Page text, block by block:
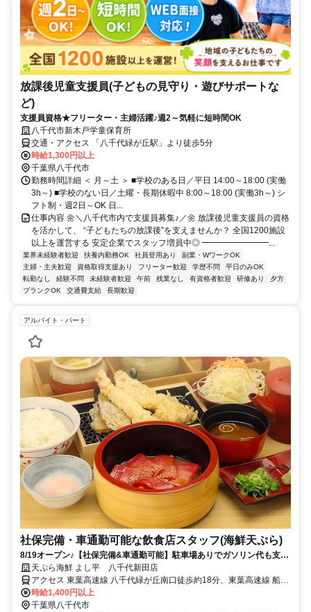
放課後児童支援員(子どもの見守り・遊びサポートな
ど)
支援員資格★フリーター・主婦活躍♪週2～気軽に短時間OK
八千代市新木戸学童保育所
交通・アクセス 「八千代緑が丘駅」より徒歩5分
時給1,300円以上
千葉県八千代市
勤務時間詳細 ＜ 月～土 ＞ ■学校のある日／平日 14:00～18:00 (実働
3h～) ■学校のない日／土曜・長期休暇中 8:00～18:00 (実働3h～) シ
フト制・週2日～OK 日...
仕事内容 🌼＼八千代市内で支援員募集♪／🌼 放課後児童支援員の資格
を活かして、 “子どもたちの放課後”を支えませんか？ 全国1200施設
以上を運営する 安定企業でスタッフ増員中◎ ━━━━━━━━...
業界未経験者歓迎 扶養内勤務OK 社員登用あり
副業・WワークOK
主婦・主夫歓迎
資格取得支援あり フリーター歓迎 学歴不問
平日のみOK
転勤なし
経験不問 未経験者歓迎 午前 残業なし 有資格者歓迎 研修あり
夕方
ブランクOK
交通費支給 長期歓迎
アルバイト・パート
社保完備・車通勤可能な飲食店スタッフ(海鮮天ぷら)
8/19オープン♪【社保完備&車通勤可能】駐車場ありでガソリン代も支給
です！＃派手髪OK＃履歴書不要
天ぷら海鮮 よし平 八千代新田店
アクセス 東葉高速線 八千代緑が丘南口徒歩約18分、東葉高速線 船橋
日大前西口徒歩約19分、東葉高速線 北習志野5番口徒歩約34分
時給1,400円以上
千葉県八千代市